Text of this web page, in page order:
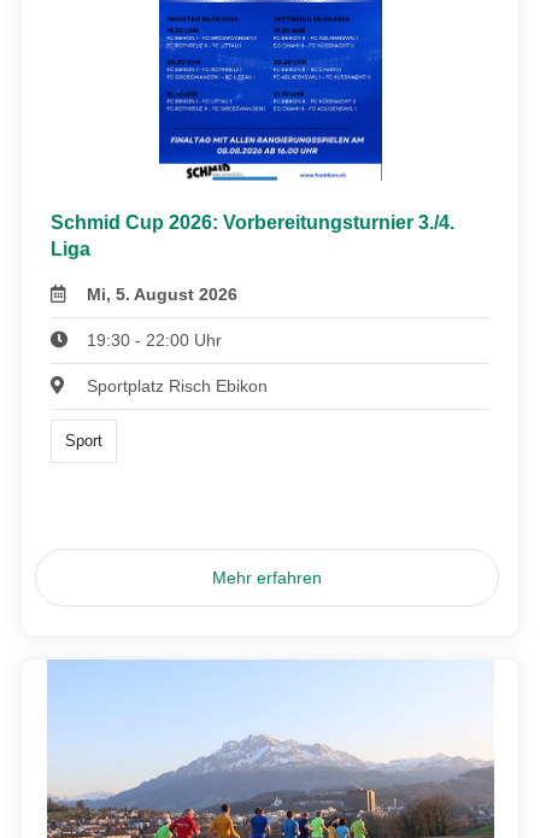
Schmid Cup 2026: Vorbereitungsturnier 3./4.
Liga
Mi, 5. August 2026
19:30 - 22:00 Uhr
Sportplatz Risch Ebikon
Sport
Mehr erfahren